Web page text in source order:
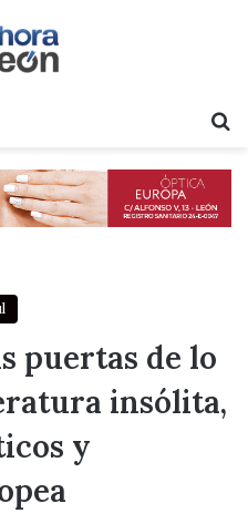
puertas de lo
insólita,
y